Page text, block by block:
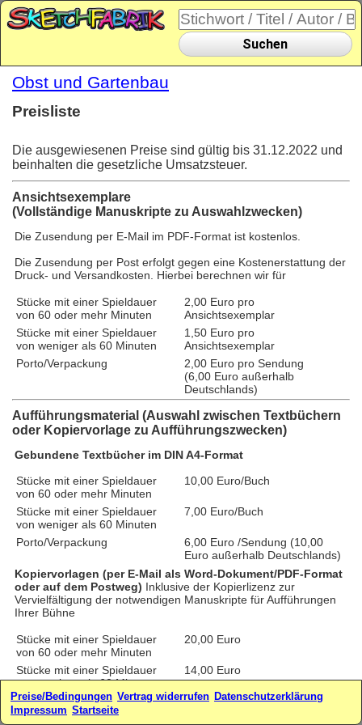
Suchen
Obst und Gartenbau
Preisliste
Die ausgewiesenen Preise sind gültig bis 31.12.2022 und
beinhalten die gesetzliche Umsatzsteuer.
Ansichtsexemplare
(Vollständige Manuskripte zu Auswahlzwecken)
Die Zusendung per E-Mail im PDF-Format ist kostenlos.
Die Zusendung per Post erfolgt gegen eine Kostenerstattung der
Druck- und Versandkosten. Hierbei berechnen wir für
Stücke mit einer Spieldauer
von 60 oder mehr Minuten
2,00 Euro pro
Ansichtsexemplar
Stücke mit einer Spieldauer
von weniger als 60 Minuten
1,50 Euro pro
Ansichtsexemplar
Porto/Verpackung
2,00 Euro pro Sendung
(6,00 Euro außerhalb
Deutschlands)
Aufführungsmaterial (Auswahl zwischen Textbüchern
oder Kopiervorlage zu Aufführungszwecken)
Gebundene Textbücher im DIN A4-Format
Stücke mit einer Spieldauer
von 60 oder mehr Minuten
10,00 Euro/Buch
Stücke mit einer Spieldauer
von weniger als 60 Minuten
7,00 Euro/Buch
Porto/Verpackung
6,00 Euro /Sendung (10,00
Euro außerhalb Deutschlands)
Kopiervorlagen (per E-Mail als Word-Dokument/PDF-Format
oder auf dem Postweg) Inklusive der Kopierlizenz zur
Vervielfältigung der notwendigen Manuskripte für Aufführungen
Ihrer Bühne
Stücke mit einer Spieldauer
von 60 oder mehr Minuten
20,00 Euro
Stücke mit einer Spieldauer
von weniger als 60 Minuten
14,00 Euro
zzgl. Porto/Verpackung für
Kopiervorlagen per Post
2,00 Euro/Sendung (4,00 Euro
Preise/Bedingungen Vertrag widerrufen Datenschutzerklärung
Impressum Startseite